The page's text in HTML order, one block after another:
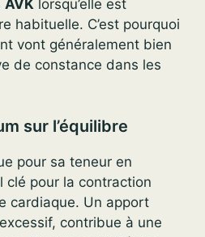
AVK lorsqu’elle est
habituelle. C’est pourquoi
vont généralement bien
de constance dans les
sur l’équilibre
pour sa teneur en
clé pour la contraction
cardiaque. Un apport
contribue à une